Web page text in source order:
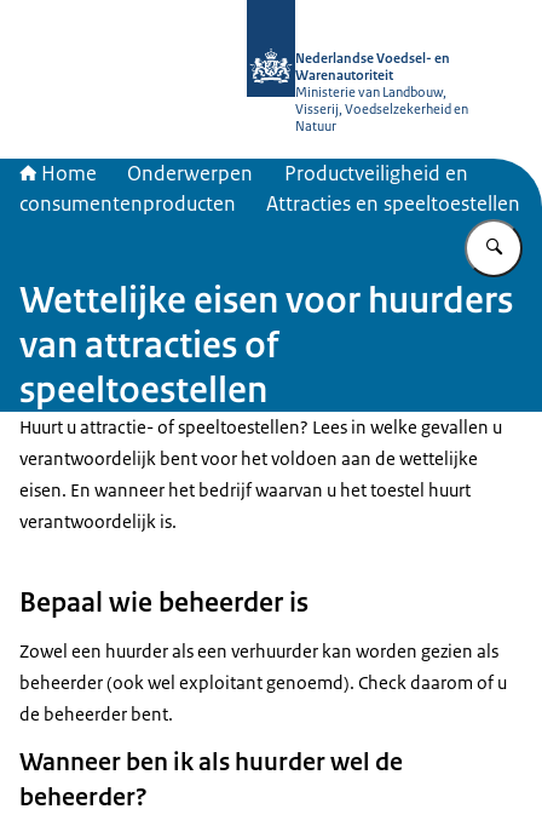
Nederlandse Voedsel- en
Warenautoriteit
Ministerie van Landbouw,
Visserij, Voedselzekerheid en
Natuur
Home Onderwerpen
Productveiligheid en
consumentenproducten
Attracties en speeltoestellen
Wettelijke eisen voor huurders
van attracties of
speeltoestellen
Huurt u attractie- of speeltoestellen? Lees in welke gevallen u
verantwoordelijk bent voor het voldoen aan de wettelijke
eisen. En wanneer het bedrijf waarvan u het toestel huurt
verantwoordelijk is.
Bepaal wie beheerder is
Zowel een huurder als een verhuurder kan worden gezien als
beheerder (ook wel exploitant genoemd). Check daarom of u
de beheerder bent.
Wanneer ben ik als huurder wel de
beheerder?